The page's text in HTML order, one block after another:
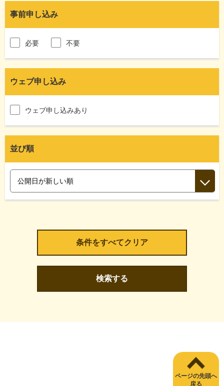
事前申し込み
必要 不要
ウェブ申し込み
ウェブ申し込みあり
並び順
検索する
ページの先頭へ
戻る